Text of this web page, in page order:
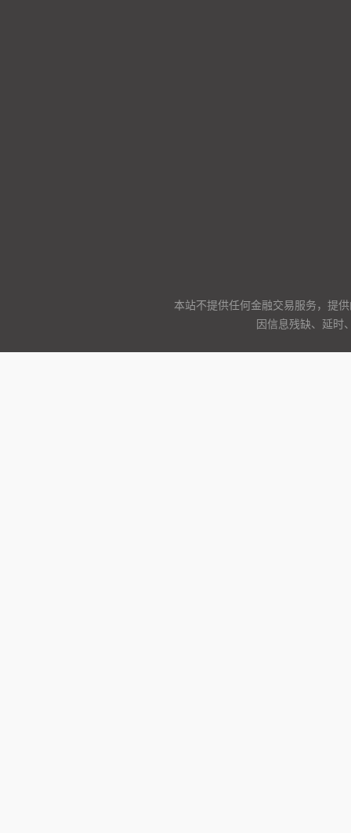
本站不提供任何金融交易服务，提
因信息残缺、延时